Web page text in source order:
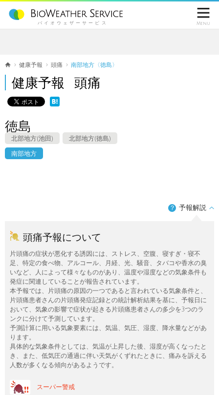
バイオウェザーサービス

Menu
健康予報 頭痛 南部地方〈徳島〉
健康予報 頭痛
徳島
北部地方(池田) 北部地方(徳島)
南部地方
？ 予報解説
頭痛予報について
片頭痛の症状が悪化する誘因には、ストレス、空腹、寝すぎ・寝不
足、特定の食べ物、アルコール、月経、光、騒音、タバコや香水の臭
いなど、人によって様々なものがあり、温度や湿度などの気象条件も
発症に関連していることが報告されています。
本予報では、片頭痛の原因の一つであると言われている気象条件と、
片頭痛患者さんの片頭痛発症記録との統計解析結果を基に、予報日に
おいて、気象の影響で症状が起きる片頭痛患者さんの多少を3つのラ
ンクに分けて予測しています。
予測計算に用いる気象要素には、気温、気圧、湿度、降水量などがあ
ります。
具体的な気象条件としては、気温が上昇した後、湿度が高くなったと
き、また、低気圧の通過に伴い天気がくずれたときに、痛みを訴える
人数が多くなる傾向があるようです。
スーパー警戒